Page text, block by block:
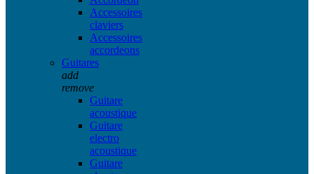
Accessoires
claviers
Accessoires
accordeons
Guitares
add
remove
Guitare
acoustique
Guitare
electro
acoustique
Guitare